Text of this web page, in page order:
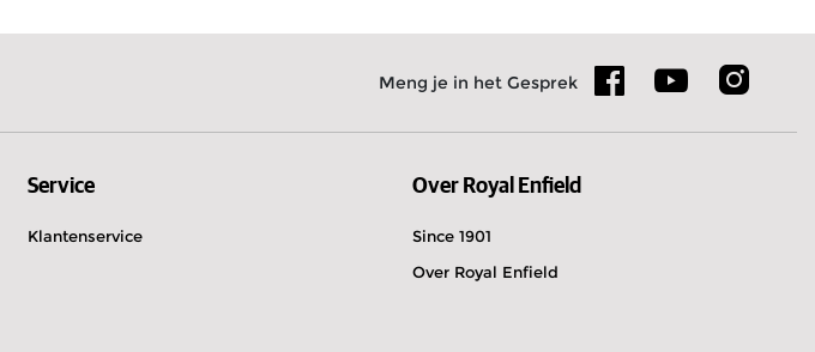
Meng je in het Gesprek
Service
Klantenservice
Over Royal Enfield
Since 1901
Over Royal Enfield